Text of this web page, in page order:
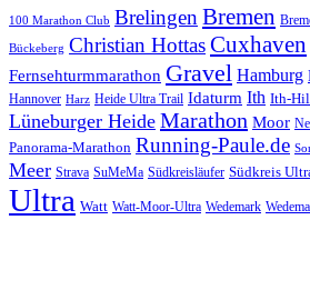
100 Marathon Club BrelingenBremen
Bückeberg Christian HottasCuxhaven
Fernsehturmmarathon Gravel Hamburg
Hannover Harz Heide Ultra Trail Idaturm Ith Ith-
Lüneburger Heide Marathon Moor
Panorama-Marathon Running-Paule.de
Meer Strava SuMeMa Südkreisläufer Südkreis
Ultra Watt Watt-Moor-Ultra Wedemark